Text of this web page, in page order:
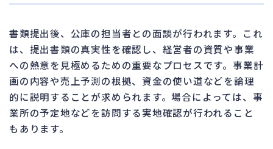
書類提出後、公庫の担当者との面談が行われます。これ
は、提出書類の真実性を確認し、経営者の資質や事業
への熱意を見極めるための重要なプロセスです。事業計
画の内容や売上予測の根拠、資金の使い道などを論理
的に説明することが求められます。場合によっては、事
業所の予定地などを訪問する実地確認が行われること
もあります。